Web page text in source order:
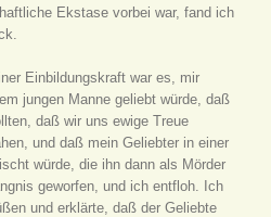
Ekstase vorbei war, fand ich
Einbildungskraft war es, mir
jungen Manne geliebt würde, daß
daß wir uns ewige Treue
und daß mein Geliebter in einer
würde, die ihn dann als Mörder
geworfen, und ich entfloh. Ich
und erklärte, daß der Geliebte